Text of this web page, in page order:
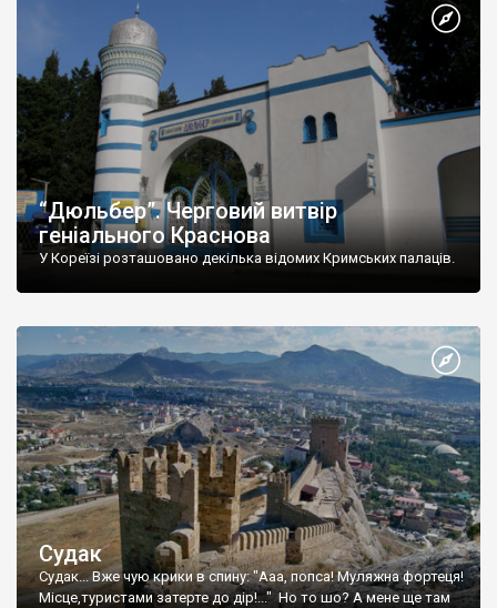
“Дюльбер”. Черговий витвір
геніального Краснова
У Кореїзі розташовано декілька відомих Кримських палаців.
Судак
Судак... Вже чую крики в спину: "Ааа, попса! Муляжна фортеця!
Місце,туристами затерте до дір!..." Но то шо? А мене ще там